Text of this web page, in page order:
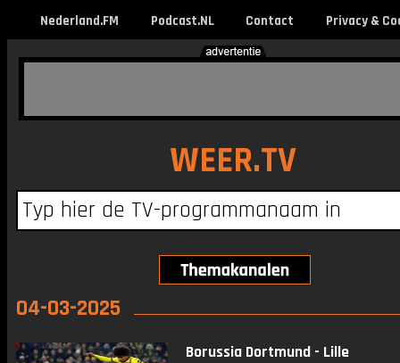
Nederland.FM Podcast.NL Contact Privacy &
WEER.TV
04-03-2025
Borussia Dortmund - Lille